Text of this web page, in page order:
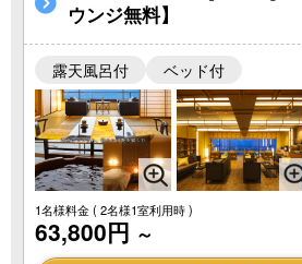
ウンジ無料】
露天風呂付 ベッド付
1名様料金( 2名様1室利用時 )
63,800円 ～